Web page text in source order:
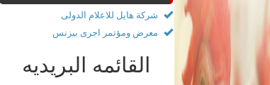
شركة هايل للاعلام الدولى
معرض ومؤتمر اجرى بيزنس
القائمه البريديه